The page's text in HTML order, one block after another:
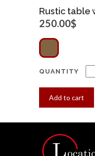
Rustic table
250.00$
QUANTITY
Add to cart